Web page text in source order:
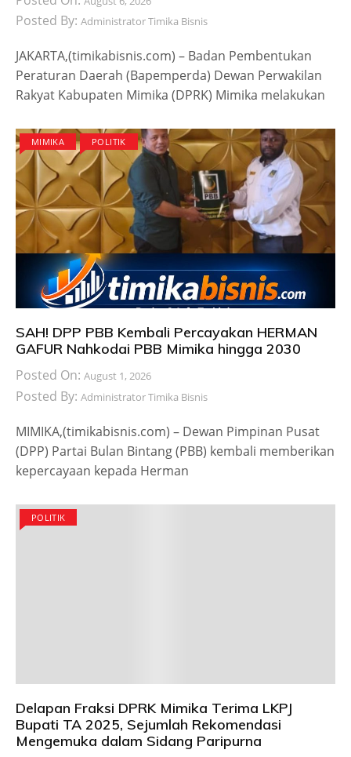
Posted By: Administrator Timika Bisnis
JAKARTA,(timikabisnis.com) – Badan Pembentukan
Peraturan Daerah (Bapemperda) Dewan Perwakilan
Rakyat Kabupaten Mimika (DPRK) Mimika melakukan
MIMIKA POLITIK
SAH! DPP PBB Kembali Percayakan HERMAN
GAFUR Nahkodai PBB Mimika hingga 2030
Posted On: August 1, 2026
Posted By: Administrator Timika Bisnis
MIMIKA,(timikabisnis.com) – Dewan Pimpinan Pusat
(DPP) Partai Bulan Bintang (PBB) kembali memberikan
kepercayaan kepada Herman
POLITIK
Delapan Fraksi DPRK Mimika Terima LKPJ
Bupati TA 2025, Sejumlah Rekomendasi
Mengemuka dalam Sidang Paripurna